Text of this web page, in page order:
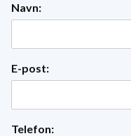
Navn:
E-post:
Telefon: